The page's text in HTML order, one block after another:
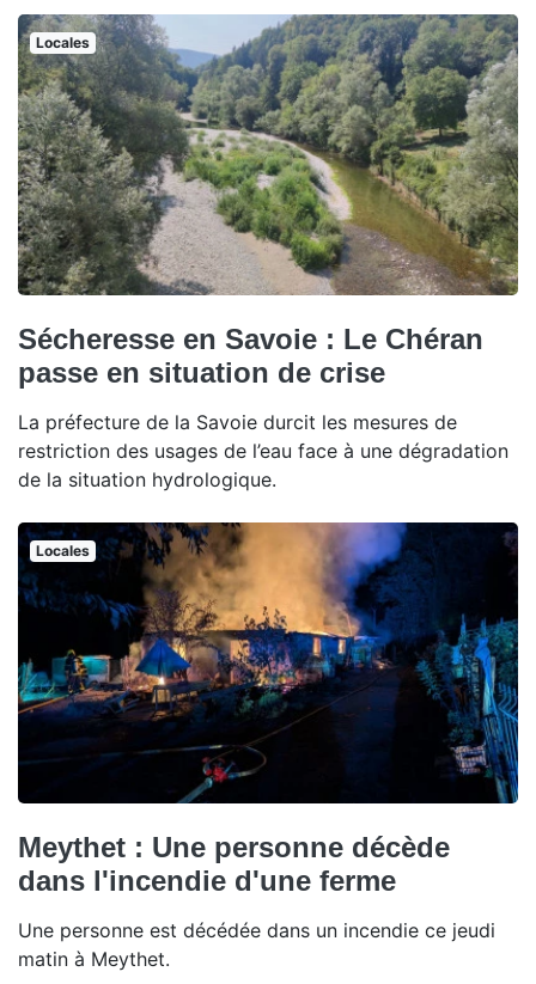
Locales
Sécheresse en Savoie : Le Chéran
passe en situation de crise
La préfecture de la Savoie durcit les mesures de
restriction des usages de l’eau face à une dégradation
de la situation hydrologique.
Locales
Meythet : Une personne décède
dans l'incendie d'une ferme
Une personne est décédée dans un incendie ce jeudi
matin à Meythet.